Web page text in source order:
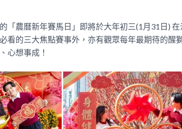
「農曆新年賽馬日」即將於大年初三(1月31日)
看的三大焦點賽事外，亦有觀眾每年最期待的醒
心想事成！